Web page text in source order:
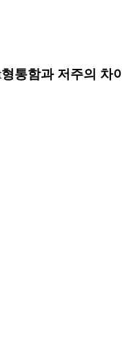
형통함과 저주의 차이